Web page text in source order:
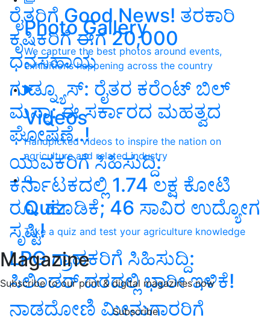
Photo Gallery
We capture the best photos around events,
exhibitions happening across the country
Videos
Handpicked videos to inspire the nation on
agriculture and related industry
Quiz
Take a quiz and test your agriculture knowledge
Magazine
Subscribe to our print & digital magazines now
Subscribe
ರೈತರಿಗೆ Good News! ತರಕಾರಿ
ಕೃಷಿಕರಿಗೆ ಈಗ 20,000
ಧನಸಹಾಯ
ಗುಡ್ನ್ಯೂಸ್: ರೈತರ ಕರೆಂಟ್ ಬಿಲ್
ಮನ್ನಾ: ಈ ಸರ್ಕಾರದ ಮಹತ್ವದ
ಘೋಷಣೆ..!
ಯುವಕರಿಗೆ ಸಿಹಿಸುದ್ದಿ:
ಕರ್ನಾಟಕದಲ್ಲಿ 1.74 ಲಕ್ಷ ಕೋಟಿ
ರೂ. ಹೂಡಿಕೆ; 46 ಸಾವಿರ ಉದ್ಯೋಗ
ಸೃಷ್ಟಿ!
LPG ಗ್ರಾಹಕರಿಗೆ ಸಿಹಿಸುದ್ದಿ:
ಸಿಲಿಂಡರ್‌ ದರದಲ್ಲಿ ಭಾರೀ ಇಳಿಕೆ!
ನಾಡದೋಣಿ ಮೀನುಗಾರರಿಗೆ